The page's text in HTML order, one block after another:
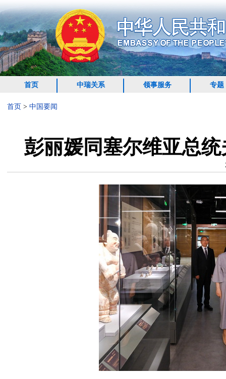
首页 中瑞关系 领事服务 专题
首页 > 中国要闻
彭丽媛同塞尔维亚总